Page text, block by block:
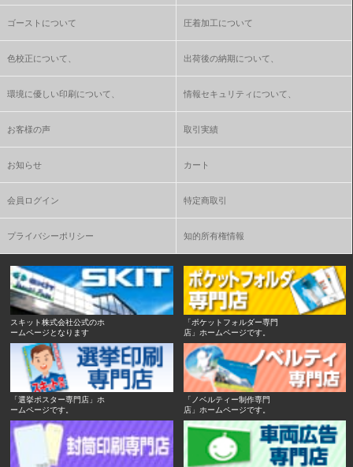
ゴーストについて 圧着加工について
色校正について、 出荷後の納期について、
環境に優しい印刷について、 情報セキュリティについて、
お客様の声 取引実績
お知らせ カート
会員ログイン 特定商取引
プライバシーポリシー 知的所有権情報
スキット株式会社公式のホ
ームページとなります
「ポケットフォルダー専門
店」ホームページです。
「選挙ポスター専門店」ホ
ームページです。
「ノベルティー制作専門
店」ホームページです。